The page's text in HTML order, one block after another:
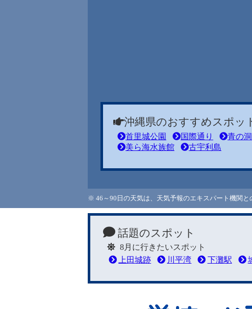
沖縄県のおすすめスポッ
首里城公園 国際通り 青の
美ら海水族館
古宇利島
※ 46～90日の天気は、天気予報のエキスパート機関
話題のスポット
8月に行きたいスポット
上田城跡
川平湾 下灘駅